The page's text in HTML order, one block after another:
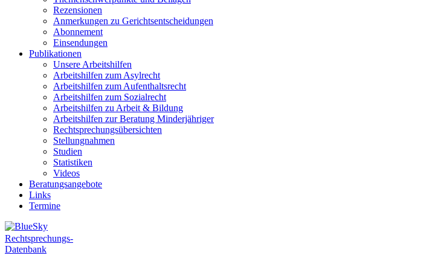
Rezensionen
Anmerkungen zu Gerichtsentscheidungen
Abonnement
Einsendungen
Publikationen
Unsere Arbeitshilfen
Arbeitshilfen zum Asylrecht
Arbeitshilfen zum Aufenthaltsrecht
Arbeitshilfen zum Sozialrecht
Arbeitshilfen zu Arbeit & Bildung
Arbeitshilfen zur Beratung Minderjähriger
Rechtsprechungsübersichten
Stellungnahmen
Studien
Statistiken
Videos
Beratungsangebote
Links
Termine
Rechtsprechungs-
Datenbank